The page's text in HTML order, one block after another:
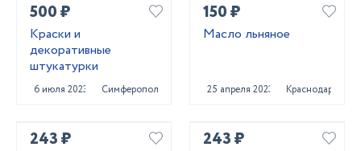
500 ₽
Краски и
декоративные
штукатурки
6 июля 2023 Симферополь
150 ₽
Масло льняное
25 апреля 2023 Краснодар
243 ₽ 243 ₽